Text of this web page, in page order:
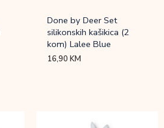
Done by Deer Set
silikonskih kašikica (2
kom) Lalee Blue
16,90KM